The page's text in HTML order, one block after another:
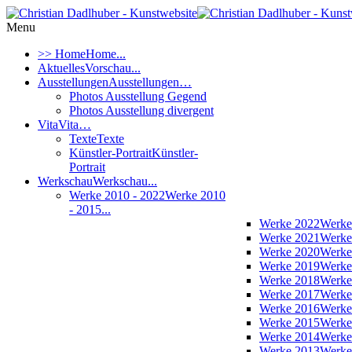
Menu
>> HomeHome...
AktuellesVorschau...
AusstellungenAusstellungen…
Photos Ausstellung Gegend
Photos Ausstellung divergent
VitaVita…
TexteTexte
Künstler-PortraitKünstler-
Portrait
WerkschauWerkschau...
Werke 2010 - 2022Werke 2010
- 2015...
Werke 2022
Werke 2021
Werke 2020
Werke 2019
Werke 2018
Werke 2017
Werke 2016
Werke 2015
Werke 2014